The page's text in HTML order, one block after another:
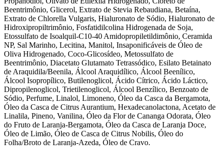
Beentrimônio, Glicerol, Extrato de Stevia Rebaudiana, Betaína,
Extrato de Chlorella Vulgaris, Hialuronato de Sódio, Hialuronato de
Hidroxipropiltrimônio, Fosfatidilcolina Hidrogenada de Soja,
Etossulfato de Isoalquil-C10-40 Amidopropiletildimônio, Ceramida
NP, Sal Marinho, Lecitina, Manitol, Insaponificáveis de Óleo de
Oliva Hidrogenado, Coco-Glicosídeo, Metossulfato de
Beentrimônio, Diacetato Glutamato Tetrassódico, Esilato Betainato
de Araquidila/Beenila, Álcool Araquidílico, Álcool Beenílico,
Álcool Isopropílico, Butilenoglicol, Ácido Cítrico, Ácido Láctico,
Dipropilenoglicol, Trietilenoglicol, Álcool Benzílico, Benzoato de
Sódio, Perfume, Linalol, Limoneno, Óleo da Casca da Bergamota,
Óleo da Casca de Citrus Aurantium, Hexadecanolactona, Acetato de
Linalila, Pineno, Vanilina, Óleo da Flor de Cananga Odorata, Óleo
do Fruto de Laranja-Bergamota, Óleo da Casca de Laranja Doce,
Óleo de Limão, Óleo de Casca de Citrus Nobilis, Óleo do
Folha/Broto de Laranja-Azeda, Óleo de Cravo.